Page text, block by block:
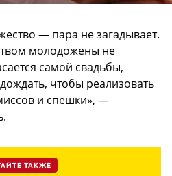
— пара не загадывает.
молодожены не
самой свадьбы,
чтобы реализовать
и спешки», —
ТАКЖЕ